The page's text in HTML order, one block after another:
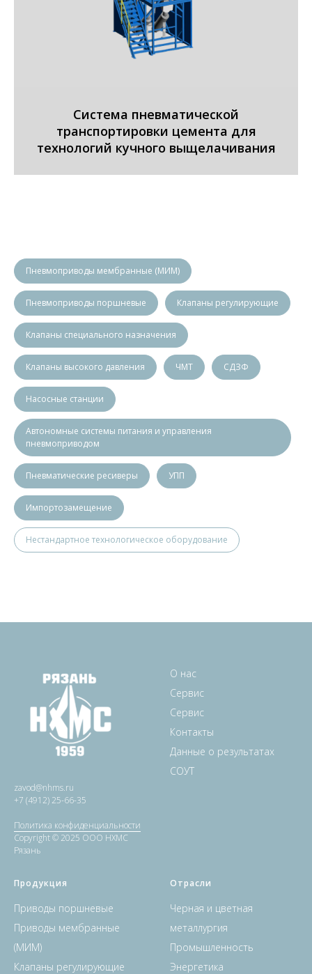
Система пневматической
транспортировки цемента для
технологий кучного выщелачивания
Пневмоприводы мембранные (МИМ)
Пневмоприводы поршневые Клапаны регулирующие
Клапаны специального назначения
Клапаны высокого давления ЧМТ СДЗФ
Насосные станции
Автономные системы питания и управления
пневмоприводом
Пневматические ресиверы УПП
Импортозамещение
Нестандартное технологическое оборудование
zavod@nhms.ru
+7 (4912) 25-66-35
Политика конфиденциальности
Copyright © 2025 ООО НХМС
Рязань
О нас
Сервис
Сервис
Контакты
Данные о результатах
СОУТ
Продукция
Приводы поршневые
Приводы мембранные
(МИМ)
Клапаны регулирующие
Отрасли
Черная и цветная
металлургия
Промышленность
Энергетика